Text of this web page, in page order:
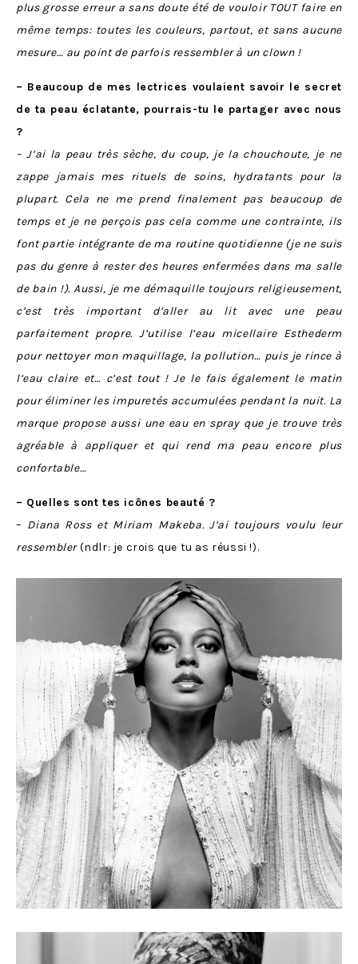
plus grosse erreur a sans doute été de vouloir TOUT faire en
même temps: toutes les couleurs, partout, et sans aucune
mesure… au point de parfois ressembler à un clown !
– Beaucoup de mes lectrices voulaient savoir le secret
de ta peau éclatante, pourrais-tu le partager avec nous
?
– J’ai la peau très sèche, du coup, je la chouchoute, je ne
zappe jamais mes rituels de soins, hydratants pour la
plupart. Cela ne me prend finalement pas beaucoup de
temps et je ne perçois pas cela comme une contrainte, ils
font partie intégrante de ma routine quotidienne (je ne suis
pas du genre à rester des heures enfermées dans ma salle
de bain !). Aussi, je me démaquille toujours religieusement,
c’est très important d’aller au lit avec une peau
parfaitement propre. J’utilise l’eau micellaire Esthederm
pour nettoyer mon maquillage, la pollution… puis je rince à
l’eau claire et… c’est tout ! Je le fais également le matin
pour éliminer les impuretés accumulées pendant la nuit. La
marque propose aussi une eau en spray que je trouve très
agréable à appliquer et qui rend ma peau encore plus
confortable…
– Quelles sont tes icônes beauté ?
– Diana Ross et Miriam Makeba. J’ai toujours voulu leur
ressembler(ndlr: je crois que tu as réussi !).